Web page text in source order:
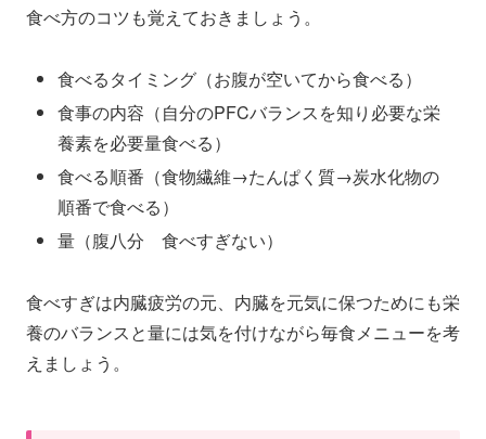
食べ方のコツも覚えておきましょう。
食べるタイミング（お腹が空いてから食べる）
食事の内容（自分のPFCバランスを知り必要な栄
養素を必要量食べる）
食べる順番（食物繊維→たんぱく質→炭水化物の
順番で食べる）
量（腹八分 食べすぎない）
食べすぎは内臓疲労の元、内臓を元気に保つためにも栄
養のバランスと量には気を付けながら毎食メニューを考
えましょう。